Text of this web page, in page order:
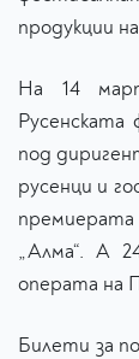
продукции
На 14
Русенската
под
русенци и
„Алма“. А
операта на
Билети за